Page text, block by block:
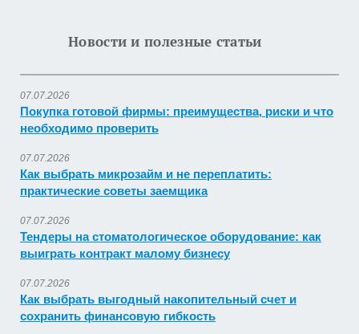
Новости и полезные статьи
07.07.2026
Покупка готовой фирмы: преимущества, риски и что
необходимо проверить
07.07.2026
Как выбрать микрозайм и не переплатить:
практические советы заемщика
07.07.2026
Тендеры на стоматологическое оборудование: как
выиграть контракт малому бизнесу
07.07.2026
Как выбрать выгодный накопительный счет и
сохранить финансовую гибкость